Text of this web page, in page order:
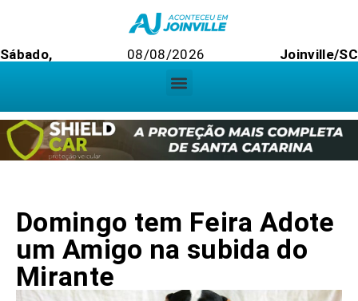
Sábado, 08/08/2026 Joinville/SC
Domingo tem Feira Adote
um Amigo na subida do
Mirante